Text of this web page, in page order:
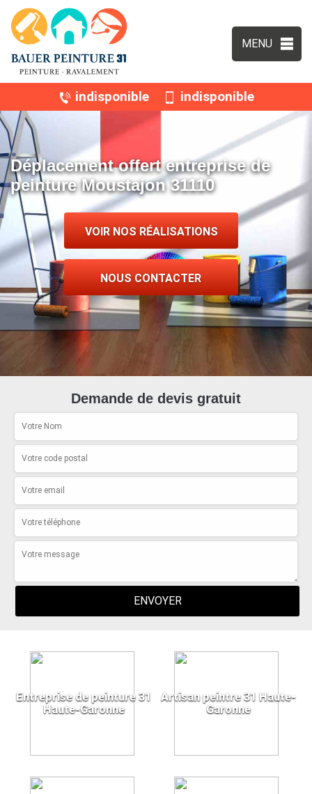
MENU
indisponible indisponible
Déplacement offert entreprise de
peinture Moustajon 31110
VOIR NOS RÉALISATIONS
NOUS CONTACTER
Demande de devis gratuit
Entreprise de peinture 31
Haute-Garonne
Artisan peintre 31 Haute-
Garonne